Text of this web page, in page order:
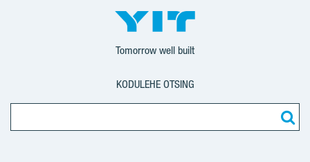
Tomorrow well built
KODULEHE OTSING